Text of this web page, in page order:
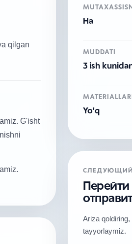
qilgan
G'isht
Ha
MUDDATI
3 ish
Yo'q
Ariza
tayyorlaymiz.